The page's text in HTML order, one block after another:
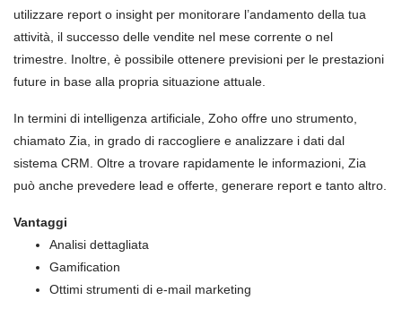
utilizzare report o insight per monitorare l’andamento della tua
attività, il successo delle vendite nel mese corrente o nel
trimestre. Inoltre, è possibile ottenere previsioni per le prestazioni
future in base alla propria situazione attuale.
In termini di intelligenza artificiale, Zoho offre uno strumento,
chiamato Zia, in grado di raccogliere e analizzare i dati dal
sistema CRM. Oltre a trovare rapidamente le informazioni, Zia
può anche prevedere lead e offerte, generare report e tanto altro.
Vantaggi
Analisi dettagliata
Gamification
Ottimi strumenti di e-mail marketing